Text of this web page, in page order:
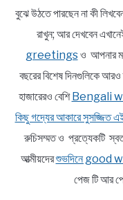
বুঝে উঠতে পারছেন না কী
রাখুন; আর দেখবেন
greetingsও আপনার
বছরের বিশেষ দিনগুলিকে
হাজারেরও বেশিBengali
কিছু গদ্যের আকারে সুসজ্জিত এই
রুচিসম্মত ও প্রত্যেকটি
আত্মীয়দেরশুভদিনে good
পেজ টি আর